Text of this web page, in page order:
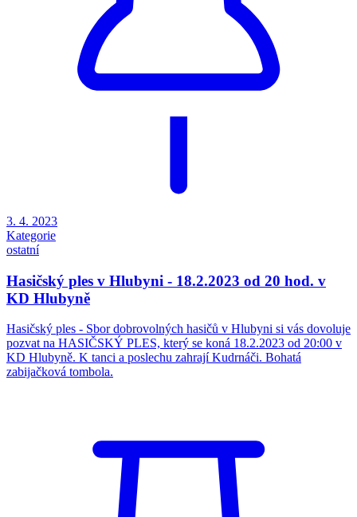
3. 4. 2023
Kategorie
ostatní
Hasičský ples v Hlubyni - 18.2.2023 od 20 hod. v
KD Hlubyně
Hasičský ples - Sbor dobrovolných hasičů v Hlubyni si vás dovoluje
pozvat na HASIČSKÝ PLES, který se koná 18.2.2023 od 20:00 v
KD Hlubyně. K tanci a poslechu zahrají Kudrnáči. Bohatá
zabijačková tombola.